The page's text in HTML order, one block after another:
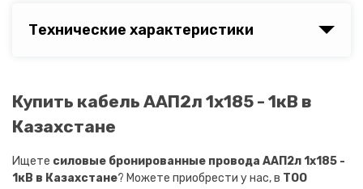
Технические характеристики
Купить кабель ААП2л 1х185 - 1кВ в
Казахстане
Ищете силовые бронированные провода ААП2л 1х185 -
1кВ в Казахстане? Можете приобрести у нас, в ТОО